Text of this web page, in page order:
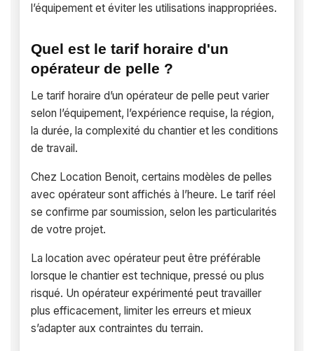
l’équipement et éviter les utilisations inappropriées.
Quel est le tarif horaire d'un
opérateur de pelle ?
Le tarif horaire d’un opérateur de pelle peut varier
selon l’équipement, l’expérience requise, la région,
la durée, la complexité du chantier et les conditions
de travail.
Chez Location Benoit, certains modèles de pelles
avec opérateur sont affichés à l’heure. Le tarif réel
se confirme par soumission, selon les particularités
de votre projet.
La location avec opérateur peut être préférable
lorsque le chantier est technique, pressé ou plus
risqué. Un opérateur expérimenté peut travailler
plus efficacement, limiter les erreurs et mieux
s’adapter aux contraintes du terrain.